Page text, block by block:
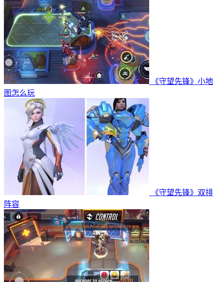
《守望先锋》小地
图怎么玩
《守望先锋》双排
阵容